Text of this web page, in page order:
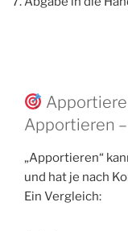
Apportieren
„Apportieren“
und hat je nach
Ein Vergleich: